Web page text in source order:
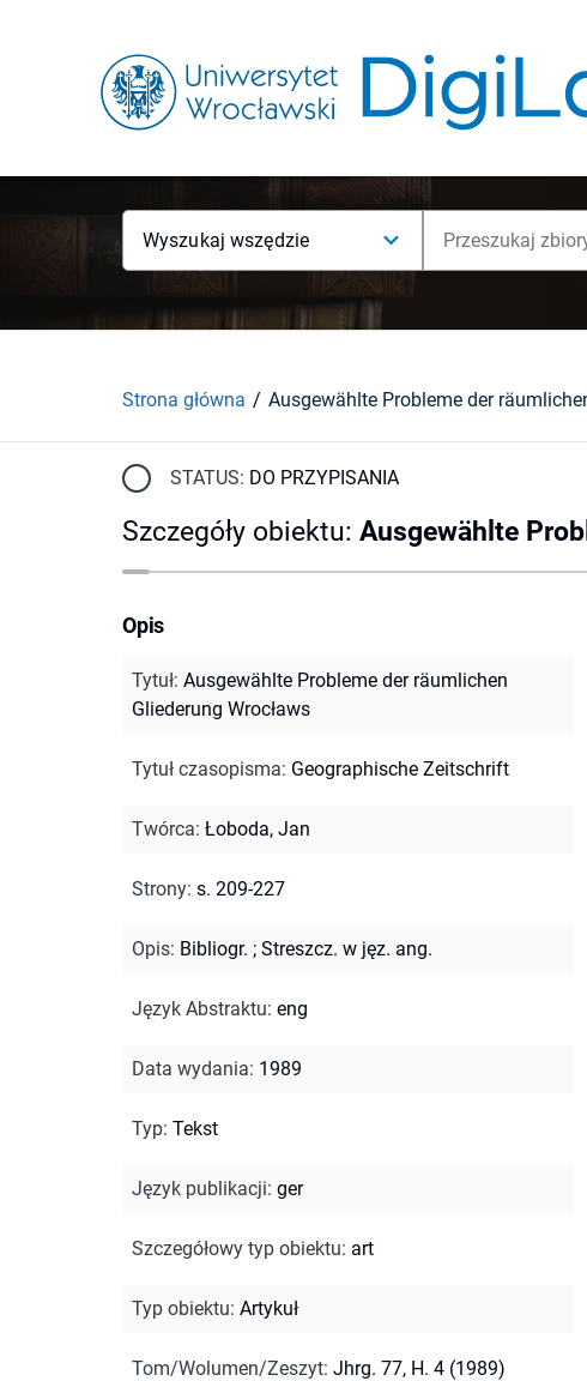
Wyszukaj wszędzie
Strona główna
STATUS: DO PRZYPISANIA
Szczegóły obiektu: Ausgewählte
Opis
Tytuł: Ausgewählte Probleme der räumlichen
Gliederung Wrocławs
Tytuł czasopisma: Geographische Zeitschrift
Twórca: Łoboda, Jan
Strony: s. 209-227
Opis: Bibliogr. ; Streszcz. w jęz. ang.
Język Abstraktu: eng
Data wydania: 1989
Typ: Tekst
Język publikacji: ger
Szczegółowy typ obiektu: art
Typ obiektu: Artykuł
Tom/Wolumen/Zeszyt: Jhrg. 77, H. 4 (1989)